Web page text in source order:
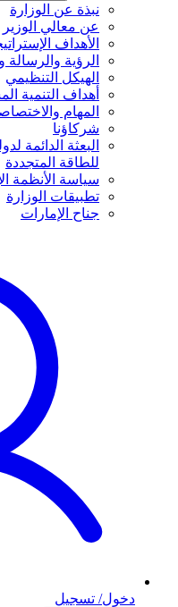
نبذة عن الوزارة
عن معالي الوزير
الأهداف
الرؤية والرسالة
الهيكل التنظيمي
أهداف التنمية
المهام
شركاؤنا
البعثة الدائمة
للطاقة المتجددة
سياسة الأنظمة
تطبيقات الوزارة
جناح الإمارات
دخول/ تسجيل